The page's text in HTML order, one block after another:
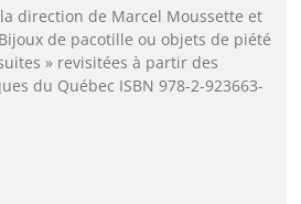
direction de Marcel Moussette et
de pacotille ou objets de piété
» revisitées à partir des
du Québec ISBN 978-2-923663-